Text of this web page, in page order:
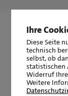
Ihre
Diese Seite
technisch
selbst, ob
statistischen
Widerruf
Weitere